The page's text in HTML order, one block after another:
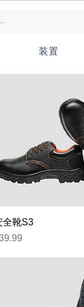
装置
クイックビュー
全靴S3
格